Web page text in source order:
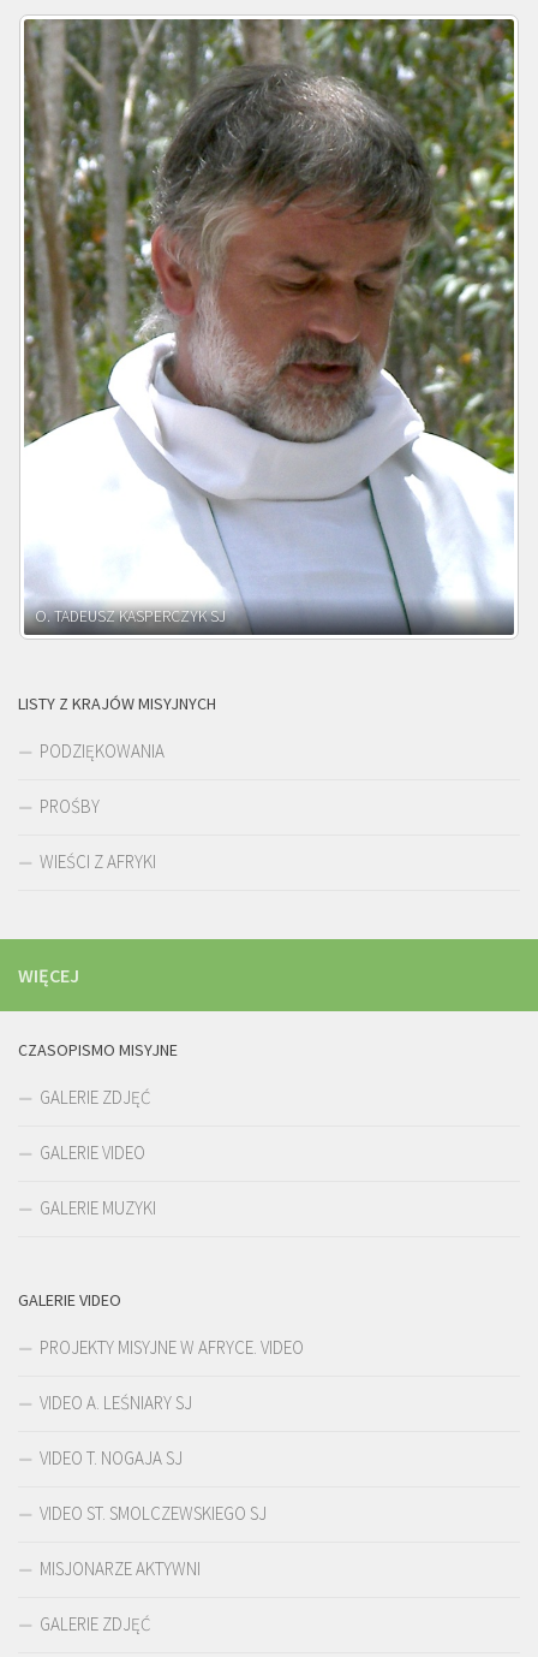
O. ADNRZEJ LEŚNIARA SJ
LISTY Z KRAJÓW MISYJNYCH
PODZIĘKOWANIA
PROŚBY
WIEŚCI Z AFRYKI
WIĘCEJ
CZASOPISMO MISYJNE
GALERIE ZDJĘĆ
GALERIE VIDEO
GALERIE MUZYKI
GALERIE VIDEO
PROJEKTY MISYJNE W AFRYCE. VIDEO
VIDEO A. LEŚNIARY SJ
VIDEO T. NOGAJA SJ
VIDEO ST. SMOLCZEWSKIEGO SJ
MISJONARZE AKTYWNI
GALERIE ZDJĘĆ